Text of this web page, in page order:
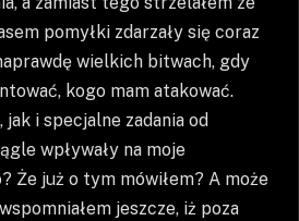
pomyłki zdarzały się coraz
wielkich bitwach, gdy
kogo mam atakować.
i specjalne zadania od
wpływały na moje
Że już o tym mówiłem? A może
jeszcze, iż poza